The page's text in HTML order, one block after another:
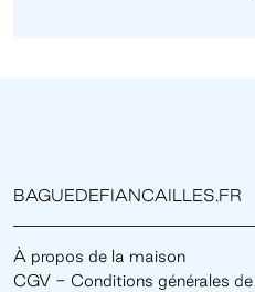
BAGUEDEFIANCAILLES.FR
À propos de la maison
CGV - Conditions générales